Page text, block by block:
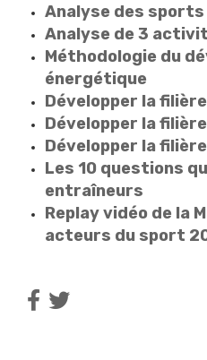
Analyse des
Analyse de 3
Méthodologie du
énergétique
Développer la
Développer la
Développer la
Les 10 questions
entraîneurs
Replay vidéo de la
acteurs du sport